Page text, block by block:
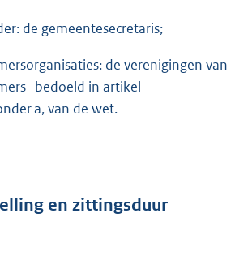
de gemeentesecretaris;
de verenigingen van
bedoeld in artikel
a, van de wet.
en zittingsduur